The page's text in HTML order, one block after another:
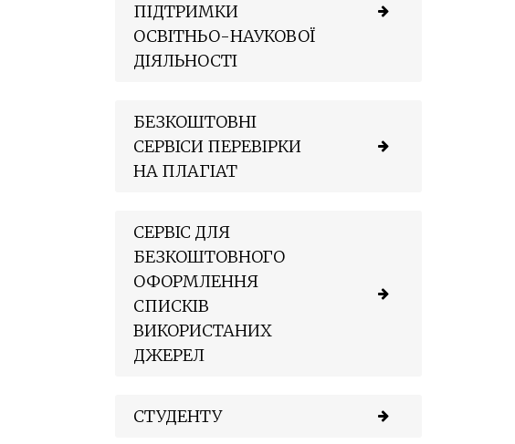
ПІДТРИМКИ
ОСВІТНЬО-НАУКОВОЇ
ДІЯЛЬНОСТІ
БЕЗКОШТОВНІ
СЕРВІСИ ПЕРЕВІРКИ
НА ПЛАГІАТ
СЕРВІС ДЛЯ
БЕЗКОШТОВНОГО
ОФОРМЛЕННЯ
СПИСКІВ
ВИКОРИСТАНИХ
ДЖЕРЕЛ
СТУДЕНТУ